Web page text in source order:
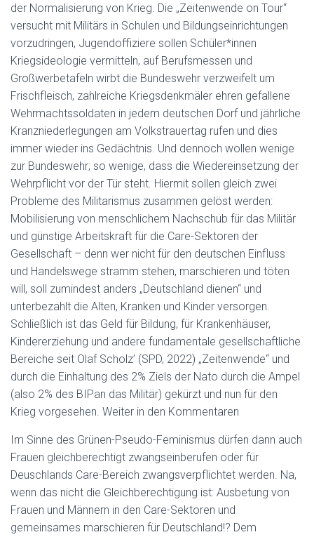
der Normalisierung von Krieg. Die „Zeitenwende on Tour“
versucht mit Militärs in Schulen und Bildungseinrichtungen
vorzudringen, Jugendoffiziere sollen Schüler*innen
Kriegsideologie vermitteln, auf Berufsmessen und
Großwerbetafeln wirbt die Bundeswehr verzweifelt um
Frischfleisch, zahlreiche Kriegsdenkmäler ehren gefallene
Wehrmachtssoldaten in jedem deutschen Dorf und jährliche
Kranzniederlegungen am Volkstrauertag rufen und dies
immer wieder ins Gedächtnis. Und dennoch wollen wenige
zur Bundeswehr; so wenige, dass die Wiedereinsetzung der
Wehrpflicht vor der Tür steht. Hiermit sollen gleich zwei
Probleme des Militarismus zusammen gelöst werden:
Mobilisierung von menschlichem Nachschub für das Militär
und günstige Arbeitskraft für die Care-Sektoren der
Gesellschaft – denn wer nicht für den deutschen Einfluss
und Handelswege stramm stehen, marschieren und töten
will, soll zumindest anders „Deutschland dienen“ und
unterbezahlt die Alten, Kranken und Kinder versorgen.
Schließlich ist das Geld für Bildung, für Krankenhäuser,
Kindererziehung und andere fundamentale gesellschaftliche
Bereiche seit Olaf Scholz’ (SPD, 2022) „Zeitenwende“ und
durch die Einhaltung des 2% Ziels der Nato durch die Ampel
(also 2% des BIPan das Militär) gekürzt und nun für den
Krieg vorgesehen. Weiter in den Kommentaren
Im Sinne des Grünen-Pseudo-Feminismus dürfen dann auch
Frauen gleichberechtigt zwangseinberufen oder für
Deuschlands Care-Bereich zwangsverpflichtet werden. Na,
wenn das nicht die Gleichberechtigung ist: Ausbetung von
Frauen und Männern in den Care-Sektoren und
gemeinsames marschieren für Deutschland!? Dem